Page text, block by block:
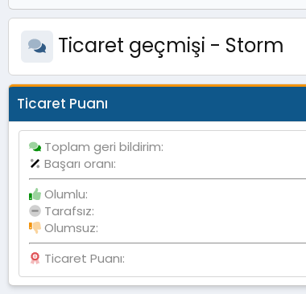
Ticaret geçmişi - Storm
Ticaret Puanı
Toplam geri bildirim
Başarı oranı
Olumlu
Tarafsız
Olumsuz
Ticaret Puanı